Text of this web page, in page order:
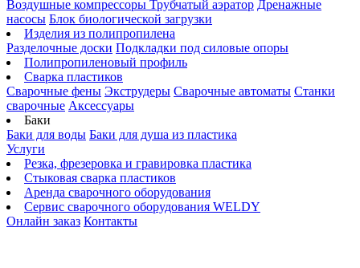
Воздушные компрессоры Трубчатый аэратор Дренажные
насосы Блок биологической загрузки
Изделия из полипропилена
Разделочные доски Подкладки под силовые опоры
Полипропиленовый профиль
Сварка пластиков
Сварочные фены Экструдеры Сварочные автоматы Станки
сварочные Аксессуары
Баки
Баки для воды Баки для душа из пластика
Услуги
Резка, фрезеровка и гравировка пластика
Стыковая сварка пластиков
Аренда сварочного оборудования
Сервис сварочного оборудования WELDY
Онлайн заказ Контакты